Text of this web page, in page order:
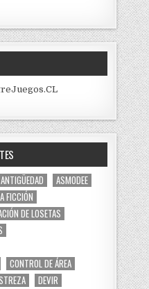
ANTIGÜEDAD
ASMODEE
FICCIÓN
DE LOSETAS
CONTROL DE ÁREA
DEVIR